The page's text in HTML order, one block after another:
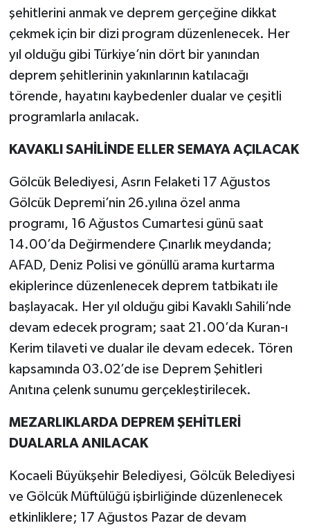
şehitlerini anmak ve deprem gerçeğine dikkat
çekmek için bir dizi program düzenlenecek. Her
yıl olduğu gibi Türkiye’nin dört bir yanından
deprem şehitlerinin yakınlarının katılacağı
törende, hayatını kaybedenler dualar ve çeşitli
programlarla anılacak.
KAVAKLI SAHİLİNDE ELLER SEMAYA AÇILACAK
Gölcük Belediyesi, Asrın Felaketi 17 Ağustos
Gölcük Depremi’nin 26.yılına özel anma
programı, 16 Ağustos Cumartesi günü saat
14.00’da Değirmendere Çınarlık meydanda;
AFAD, Deniz Polisi ve gönüllü arama kurtarma
ekiplerince düzenlenecek deprem tatbikatı ile
başlayacak. Her yıl olduğu gibi Kavaklı Sahili’nde
devam edecek program; saat 21.00’da Kuran-ı
Kerim tilaveti ve dualar ile devam edecek. Tören
kapsamında 03.02’de ise Deprem Şehitleri
Anıtına çelenk sunumu gerçekleştirilecek.
MEZARLIKLARDA DEPREM ŞEHİTLERİ
DUALARLA ANILACAK
Kocaeli Büyükşehir Belediyesi, Gölcük Belediyesi
ve Gölcük Müftülüğü işbirliğinde düzenlenecek
etkinliklere; 17 Ağustos Pazar de devam